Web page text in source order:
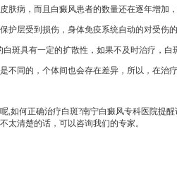
病，而且白癜风患者的数量还在逐年增加，
层受到损伤，身体免疫系统自动的对受伤的
具有一定的扩散性，如果不及时治疗，白
同的，个体间也会存在差异，所以，在治疗
何正确治疗白斑?南宁白癜风专科医院提醒
太清楚的话，可以咨询我们的专家。